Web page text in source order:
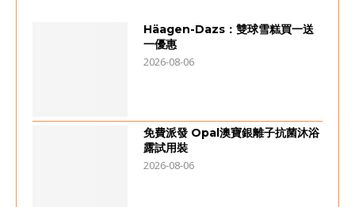
Häagen-Dazs：雙球雪糕買一送
一優惠
2026-08-06
免費派發 Opal澳寶銀離子抗菌沐浴
露試用裝
2026-08-06